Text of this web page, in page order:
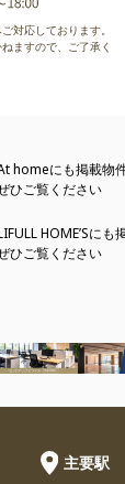
対応しております。
ますので、ご了承く
homeにも掲載物
ひご覧ください
HOME’Sにも
ひご覧ください
主要駅